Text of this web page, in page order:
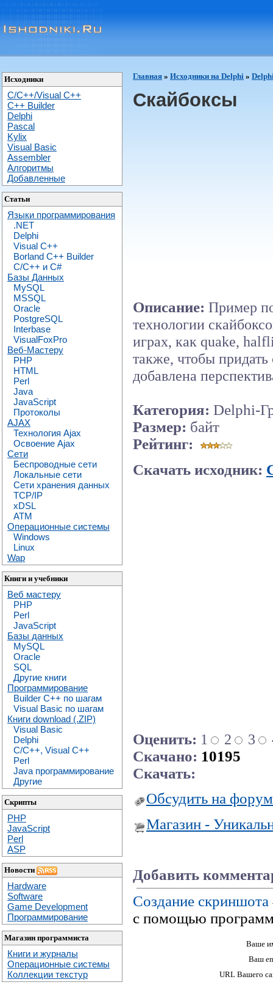
Исходники
C/C++/Visual C++
С++ Builder
Delphi
Pascal
Kylix
Visual Basic
Assembler
Алгоритмы
Добавленные
Статьи
Языки программирования
.NET
Delphi
Visual C++
Borland C++ Builder
C/С++ и C#
Базы Данных
MySQL
MSSQL
Oracle
PostgreSQL
Interbase
VisualFoxPro
Веб-Мастеру
PHP
HTML
Perl
Java
JavaScript
Протоколы
AJAX
Технология Ajax
Освоение Ajax
Сети
Беспроводные сети
Локальные сети
Сети хранения данных
TCP/IP
xDSL
ATM
Операционные системы
Windows
Linux
Wap
Книги и учебники
Веб мастеру
PHP
Perl
JavaScript
Базы данных
MySQL
Oracle
SQL
Другие книги
Программирование
Builder C++ по шагам
Visual Basic по шагам
Книги download (.ZIP)
Visual Basic
Delphi
C/C++, Visual C++
Perl
Java программирование
Другие
Скрипты
PHP
JavaScript
Perl
ASP
Новости
Hardware
Software
Game Development
Программирование
Магазин программиста
Книги и журналы
Операционные системы
Коллекции текстур
Главная » Исходники на Delphi »
Скайбоксы
Описание: Пример
технологии
играх, как quake,
также, чтобы
добавлена
Категория: Delphi-
Размер: байт
Рейтинг:
Скачать исходник:
Оценить: 1 2 3
Скачано: 10195
Скачать:
Обсудить на
Магазин -
Добавить
Создание скриншота
с помощью
Ваше
Ваш
URL Вашего